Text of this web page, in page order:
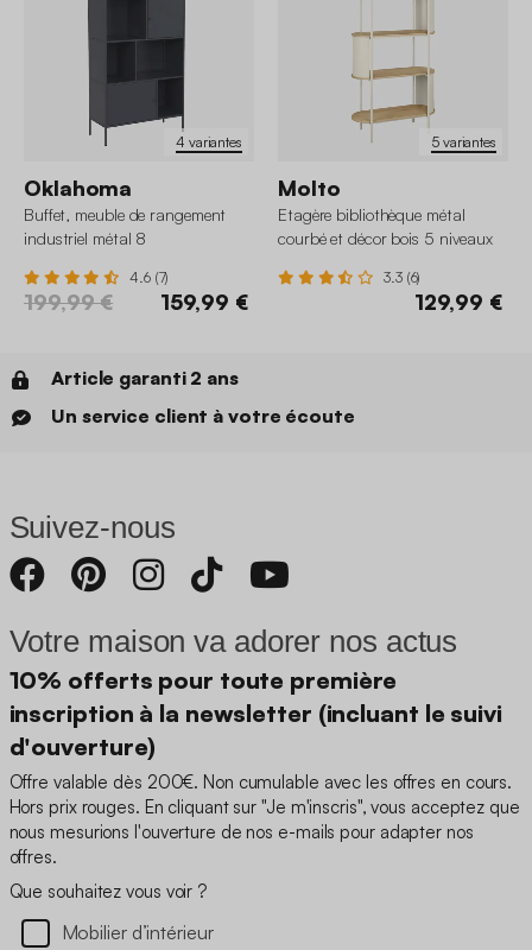
4 variantes
Oklahoma
Buffet, meuble de rangement
industriel métal 8
4.6 (7)
199,99 € 159,99 €
5 variantes
Molto
Etagère bibliothèque métal
courbé et décor bois 5 niveaux
3.3 (6)
129,99 €
Article garanti 2 ans
Un service client à votre écoute
Suivez-nous
Votre maison va adorer nos actus
10% offerts pour toute première
inscription à la newsletter (incluant le suivi
d'ouverture)
Offre valable dès 200€. Non cumulable avec les offres en cours.
Hors prix rouges. En cliquant sur "Je m'inscris", vous acceptez que
nous mesurions l'ouverture de nos e-mails pour adapter nos
offres.
Que souhaitez vous voir ?
Mobilier d’intérieur